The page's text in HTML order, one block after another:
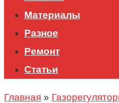
Материалы
Разное
Ремонт
Статьи
Главная »